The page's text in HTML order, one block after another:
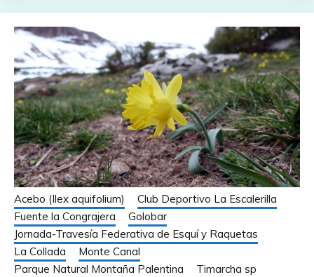
Acebo (Ilex aquifolium)
Club Deportivo La Escalerilla
Fuente la Congrajera
Golobar
Jornada-Travesía Federativa de Esquí y Raquetas
La Collada
Monte Canal
Parque Natural Montaña Palentina
Timarcha sp